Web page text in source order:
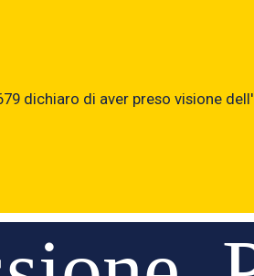
dichiaro di aver preso visione